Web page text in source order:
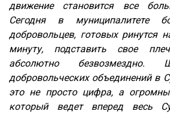
движение становится все
Сегодня в муниципалитете
добровольцев, готовых
минуту, подставить свое
абсолютно безвозмездно.
добровольческих объединений в
это не просто цифра, а
который ведет вперед весь